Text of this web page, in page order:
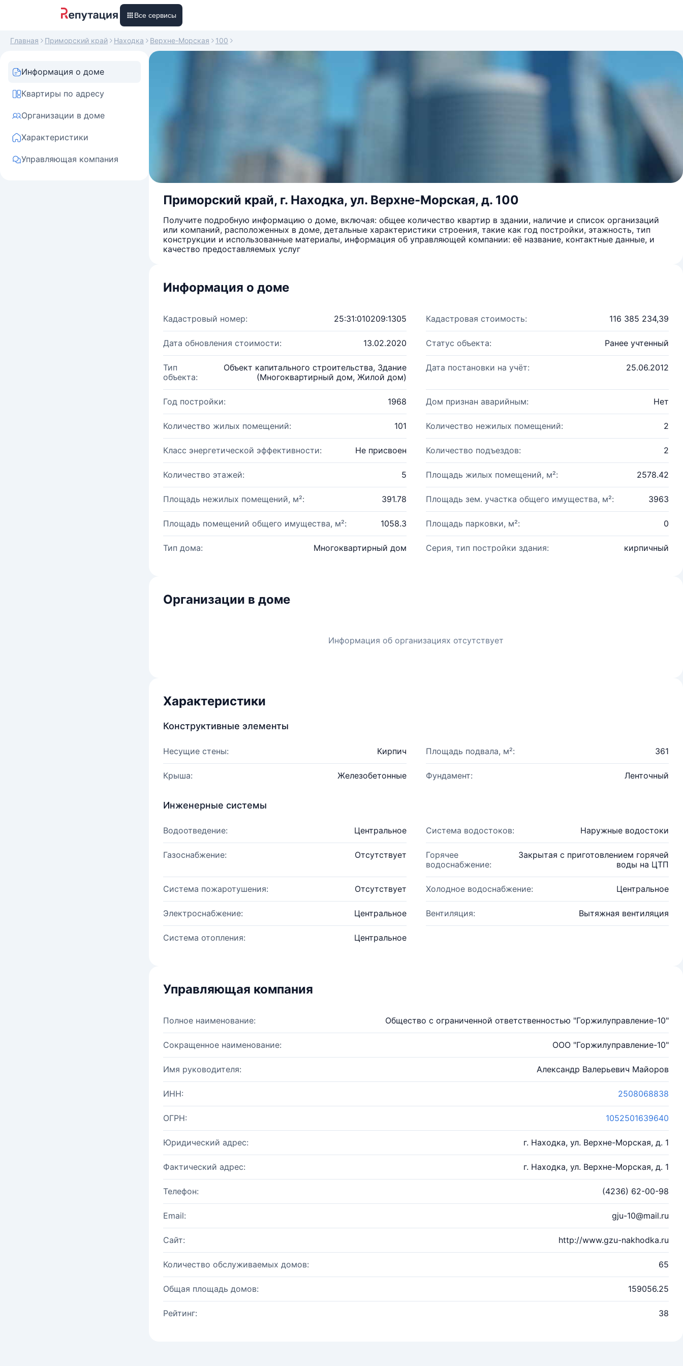
Все сервисы
Главная Приморский край Находка Верхне-Морская 100
Информация о доме
Квартиры по адресу
Организации в доме
Характеристики
Управляющая компания
Приморский край, г. Находка, ул. Верхне-Морская, д. 100
Получите подробную информацию о доме, включая: общее количество квартир в здании, наличие и список организаций
или компаний, расположенных в доме, детальные характеристики строения, такие как год постройки, этажность, тип
конструкции и использованные материалы, информация об управляющей компании: её название, контактные данные, и
качество предоставляемых услуг
Информация о доме
Кадастровый номер: 25:31:010209:1305 Кадастровая стоимость: 116 385 234,39
Дата обновления стоимости: 13.02.2020 Статус объекта: Ранее учтенный
Тип
объекта:
Объект капитального строительства, Здание
(Многоквартирный дом, Жилой дом)
Дата постановки на учёт: 25.06.2012
Год постройки: 1968 Дом признан аварийным: Нет
Количество жилых помещений: 101 Количество нежилых помещений: 2
Класс энергетической эффективности: Не присвоен Количество подъездов: 2
Количество этажей: 5 Площадь жилых помещений, м²: 2578.42
Площадь нежилых помещений, м²: 391.78 Площадь зем. участка общего имущества, м²: 3963
Площадь помещений общего имущества, м²: 1058.3 Площадь парковки, м²: 0
Тип дома: Многоквартирный дом Серия, тип постройки здания: кирпичный
Организации в доме
Информация об организациях отсутствует
Характеристики
Конструктивные элементы
Несущие стены: Кирпич Площадь подвала, м²: 361
Крыша: Железобетонные Фундамент: Ленточный
Инженерные системы
Водоотведение: Центральное Система водостоков: Наружные водостоки
Газоснабжение: Отсутствует
Горячее
водоснабжение:
Закрытая с приготовлением горячей
воды на ЦТП
Система пожаротушения: Отсутствует Холодное водоснабжение: Центральное
Электроснабжение: Центральное Вентиляция: Вытяжная вентиляция
Система отопления: Центральное
Управляющая компания
Полное наименование: Общество с ограниченной ответственностью "Горжилуправление-10"
Сокращенное наименование: ООО "Горжилуправление-10"
Имя руководителя: Александр Валерьевич Майоров
ИНН: 2508068838
ОГРН: 1052501639640
Юридический адрес: г. Находка, ул. Верхне-Морская, д. 1
Фактический адрес: г. Находка, ул. Верхне-Морская, д. 1
Телефон: (4236) 62-00-98
Email: gju-10@mail.ru
Сайт: http://www.gzu-nakhodka.ru
Количество обслуживаемых домов: 65
Общая площадь домов: 159056.25
Рейтинг: 38